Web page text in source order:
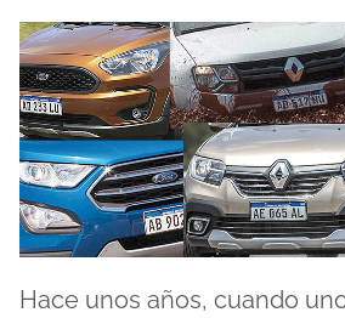
Hace unos años, cuando